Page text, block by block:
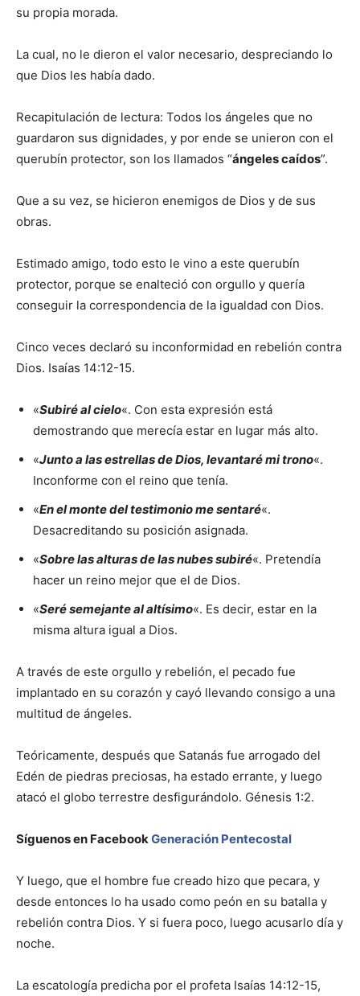
su propia morada.
La cual, no le dieron el valor necesario, despreciando lo
que Dios les había dado.
Recapitulación de lectura: Todos los ángeles que no
guardaron sus dignidades, y por ende se unieron con el
querubín protector, son los llamados “ángeles caídos”.
Que a su vez, se hicieron enemigos de Dios y de sus
obras.
Estimado amigo, todo esto le vino a este querubín
protector, porque se enalteció con orgullo y quería
conseguir la correspondencia de la igualdad con Dios.
Cinco veces declaró su inconformidad en rebelión contra
Dios. Isaías 14:12-15.
«Subiré al cielo«. Con esta expresión está
demostrando que merecía estar en lugar más alto.
«Junto a las estrellas de Dios, levantaré mi trono«.
Inconforme con el reino que tenía.
«En el monte del testimonio me sentaré«.
Desacreditando su posición asignada.
«Sobre las alturas de las nubes subiré«. Pretendía
hacer un reino mejor que el de Dios.
«Seré semejante al altísimo«. Es decir, estar en la
misma altura igual a Dios.
A través de este orgullo y rebelión, el pecado fue
implantado en su corazón y cayó llevando consigo a una
multitud de ángeles.
Teóricamente, después que Satanás fue arrogado del
Edén de piedras preciosas, ha estado errante, y luego
atacó el globo terrestre desfigurándolo. Génesis 1:2.
Síguenos en FacebookGeneración Pentecostal
Y luego, que el hombre fue creado hizo que pecara, y
desde entonces lo ha usado como peón en su batalla y
rebelión contra Dios. Y si fuera poco, luego acusarlo día y
noche.
La escatología predicha por el profeta Isaías 14:12-15,